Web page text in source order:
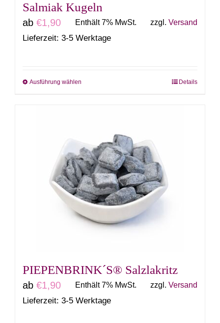
werden
Salmiak Kugeln
ab €1,90 Enthält 7% MwSt. zzgl. Versand
Lieferzeit: 3-5 Werktage
Ausführung wählen
Varianten
auf.
Die
Optionen
können
auf
werden
Details
PIEPENBRINK´S® Salzlakritz
ab €1,90 Enthält 7% MwSt. zzgl. Versand
Lieferzeit: 3-5 Werktage